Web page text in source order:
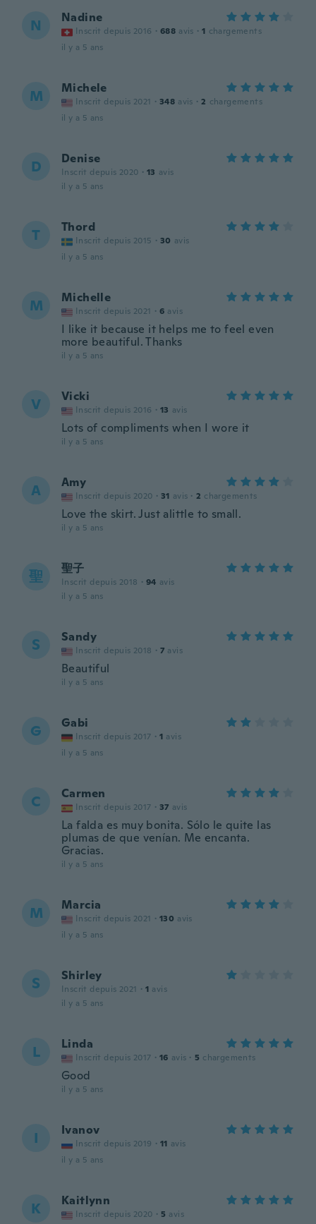
N Nadine
Inscrit depuis 2016 · 688 avis · 1 chargements
il y a 5 ans
M Michele
Inscrit depuis 2021 · 348 avis · 2 chargements
il y a 5 ans
D Denise
Inscrit depuis 2020 · 13 avis
il y a 5 ans
T Thord
Inscrit depuis 2015 · 30 avis
il y a 5 ans
M Michelle
Inscrit depuis 2021 · 6 avis
I like it because it helps me to feel even
more beautiful. Thanks
il y a 5 ans
V Vicki
Inscrit depuis 2016 · 13 avis
Lots of compliments when I wore it
il y a 5 ans
A Amy
Inscrit depuis 2020 · 31 avis · 2 chargements
Love the skirt. Just alittle to small.
il y a 5 ans
聖 聖子
Inscrit depuis 2018 · 94 avis
il y a 5 ans
S Sandy
Inscrit depuis 2018 · 7 avis
Beautiful
il y a 5 ans
G Gabi
Inscrit depuis 2017 · 1 avis
il y a 5 ans
C Carmen
Inscrit depuis 2017 · 37 avis
La falda es muy bonita. Sólo le quite las
plumas de que venían. Me encanta.
Gracias.
il y a 5 ans
M Marcia
Inscrit depuis 2021 · 130 avis
il y a 5 ans
S Shirley
Inscrit depuis 2021 · 1 avis
il y a 5 ans
L Linda
Inscrit depuis 2017 · 16 avis · 5 chargements
Good
il y a 5 ans
I Ivanov
Inscrit depuis 2019 · 11 avis
il y a 5 ans
K Kaitlynn
Inscrit depuis 2020 · 5 avis